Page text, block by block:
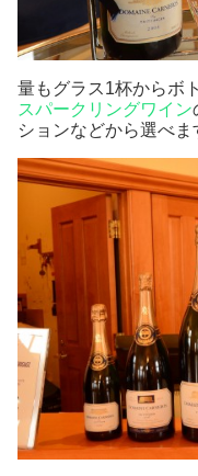
量もグラス1杯からボ
スパークリングワイン
ションなどから選べま